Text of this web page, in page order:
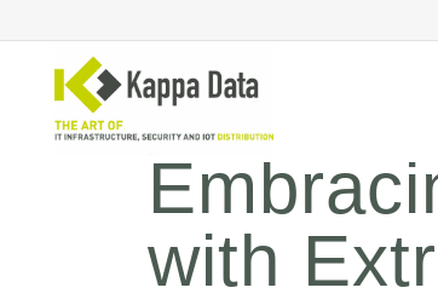
WiFi
Switching
with